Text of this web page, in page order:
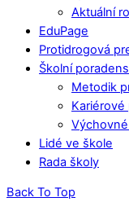
Aktuální
EduPage
Protidrogová
Školní
Metodik
Lidé ve škole
Rada školy
Back To Top